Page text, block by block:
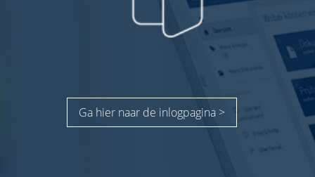
Ga hier naar de inlogpagina >